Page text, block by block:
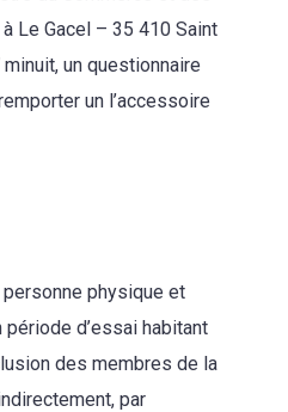
Le Gacel – 35 410 Saint
un questionnaire
un l’accessoire
physique et
d’essai habitant
des membres de la
par